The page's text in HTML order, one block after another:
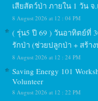
เสียสัตว์ป่า ภายใน 1 วัน จ
8 August 2026 at 12 : 04 PM
( รุ่น5 ปี 69 ) วันอาทิตย์ที่
รักป่า (ช่วยปลูกป่า + สร้า
8 August 2026 at 12 : 24 PM
Saving Energy 101
Volunteer
8 August 2026 at 12 : 22 PM